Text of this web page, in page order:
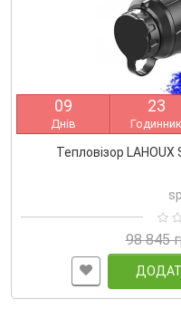
09
Днів
23
Годинник
Тепловізор
98 845